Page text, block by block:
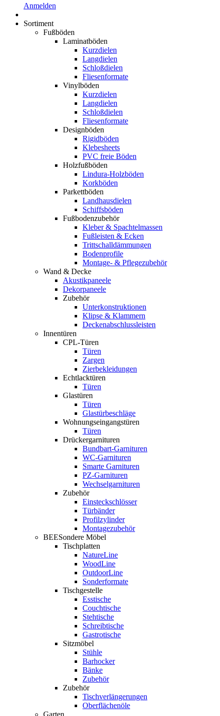
Anmelden
Sortiment
Fußböden
Laminatböden
Kurzdielen
Langdielen
Schloßdielen
Fliesenformate
Vinylböden
Kurzdielen
Langdielen
Schloßdielen
Fliesenformate
Designböden
Rigidböden
Klebesheets
PVC freie Böden
Holzfußböden
Lindura-Holzböden
Korkböden
Parkettböden
Landhausdielen
Schiffsböden
Fußbodenzubehör
Kleber & Spachtelmassen
Fußleisten & Ecken
Trittschalldämmungen
Bodenprofile
Montage- & Pflegezubehör
Wand & Decke
Akustikpaneele
Dekorpaneele
Zubehör
Unterkonstruktionen
Klipse & Klammern
Deckenabschlussleisten
Innentüren
CPL-Türen
Türen
Zargen
Zierbekleidungen
Echtlacktüren
Türen
Glastüren
Türen
Glastürbeschläge
Wohnungseingangstüren
Türen
Drückergarnituren
Bundbart-Garnituren
WC-Garnituren
Smarte Garnituren
PZ-Garnituren
Wechselgarnituren
Zubehör
Einsteckschlösser
Türbänder
Profilzylinder
Montagezubehör
BEESondere Möbel
Tischplatten
NatureLine
WoodLine
OutdoorLine
Sonderformate
Tischgestelle
Esstische
Couchtische
Stehtische
Schreibtische
Gastrotische
Sitzmöbel
Stühle
Barhocker
Bänke
Zubehör
Zubehör
Tischverlängerungen
Oberflächenöle
Garten